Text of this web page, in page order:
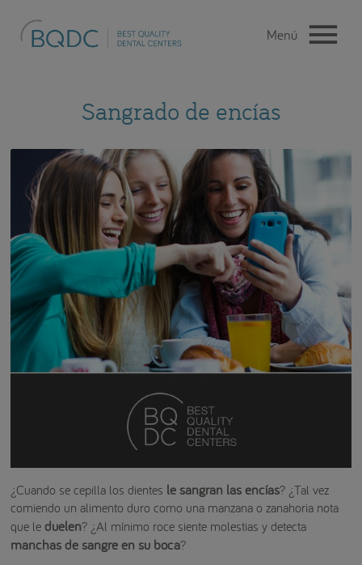
Sangrado de encías
¿Cuando se cepilla los dientes le sangran las encías? ¿Tal vez
comiendo un alimento duro como una manzana o zanahoria nota
que le duelen? ¿Al mínimo roce siente molestias y detecta
manchas de sangre en su boca?